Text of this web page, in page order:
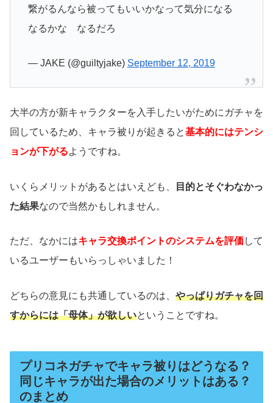
繋がるんなら被ってもいいかなって気分になる
なるかな なるだろ
— JAKE (@guiltyjake) September 12, 2019
大半の方が新キャラクターを入手したいがためにガチャを
回しているため、キャラ被りが起きると基本的にはテンシ
ョンが下がるようですね。
いくらメリットがあるとはいえども、
目的とそぐわなかっ
た結果なので当然かもしれません。
ただ、なかにはキャラ交換ポイントのシステムを評価して
いるユーザーもいらっしゃいました！
どちらの意見にも共通しているのは、 やっぱりガチャを回
すからには「母体」が欲しいということですね。
プリコネガチャでキャラ被りはどうなる？
同じキャラが出た場合のメリットはある？
のまとめ